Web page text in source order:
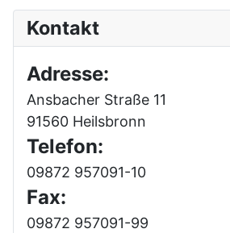
Kontakt
Adresse:
Ansbacher Straße 11
91560 Heilsbronn
Telefon:
09872 957091-10
Fax:
09872 957091-99